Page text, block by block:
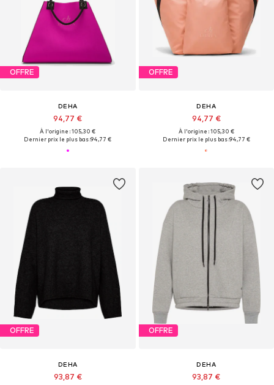
OFFRE
DEHA
94,77 €
À l'origine : 105,30 €
Dernier prix le plus bas :94,77 €
OFFRE
DEHA
94,77 €
À l'origine : 105,30 €
Dernier prix le plus bas :94,77 €
OFFRE
DEHA
93,87 €
OFFRE
DEHA
93,87 €